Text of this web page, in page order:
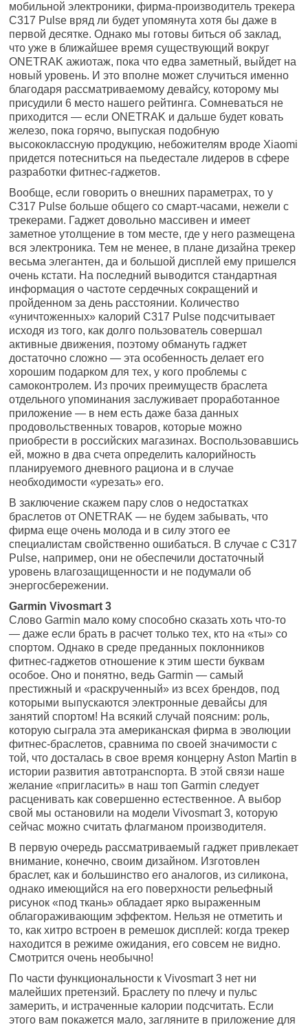
мобильной электроники, фирма-производитель трекера
C317 Pulse вряд ли будет упомянута хотя бы даже в
первой десятке. Однако мы готовы биться об заклад,
что уже в ближайшее время существующий вокруг
ONETRAK ажиотаж, пока что едва заметный, выйдет на
новый уровень. И это вполне может случиться именно
благодаря рассматриваемому девайсу, которому мы
присудили 6 место нашего рейтинга. Сомневаться не
приходится — если ONETRAK и дальше будет ковать
железо, пока горячо, выпуская подобную
высококлассную продукцию, небожителям вроде Xiaomi
придется потесниться на пьедестале лидеров в сфере
разработки фитнес-гаджетов.
Вообще, если говорить о внешних параметрах, то у
C317 Pulse больше общего со смарт-часами, нежели с
трекерами. Гаджет довольно массивен и имеет
заметное утолщение в том месте, где у него размещена
вся электроника. Тем не менее, в плане дизайна трекер
весьма элегантен, да и большой дисплей ему пришелся
очень кстати. На последний выводится стандартная
информация о частоте сердечных сокращений и
пройденном за день расстоянии. Количество
«уничтоженных» калорий C317 Pulse подсчитывает
исходя из того, как долго пользователь совершал
активные движения, поэтому обмануть гаджет
достаточно сложно — эта особенность делает его
хорошим подарком для тех, у кого проблемы с
самоконтролем. Из прочих преимуществ браслета
отдельного упоминания заслуживает проработанное
приложение — в нем есть даже база данных
продовольственных товаров, которые можно
приобрести в российских магазинах. Воспользовавшись
ей, можно в два счета определить калорийность
планируемого дневного рациона и в случае
необходимости «урезать» его.
В заключение скажем пару слов о недостатках
браслетов от ONETRAK — не будем забывать, что
фирма еще очень молода и в силу этого ее
специалистам свойственно ошибаться. В случае с C317
Pulse, например, они не обеспечили достаточный
уровень влагозащищенности и не подумали об
энергосбережении.
Garmin Vivosmart 3
Слово Garmin мало кому способно сказать хоть что-то
— даже если брать в расчет только тех, кто на «ты» со
спортом. Однако в среде преданных поклонников
фитнес-гаджетов отношение к этим шести буквам
особое. Оно и понятно, ведь Garmin — самый
престижный и «раскрученный» из всех брендов, под
которыми выпускаются электронные девайсы для
занятий спортом! На всякий случай поясним: роль,
которую сыграла эта американская фирма в эволюции
фитнес-браслетов, сравнима по своей значимости с
той, что досталась в свое время концерну Aston Martin в
истории развития автотранспорта. В этой связи наше
желание «пригласить» в наш топ Garmin следует
расценивать как совершенно естественное. А выбор
свой мы остановили на модели Vivosmart 3, которую
сейчас можно считать флагманом производителя.
В первую очередь рассматриваемый гаджет привлекает
внимание, конечно, своим дизайном. Изготовлен
браслет, как и большинство его аналогов, из силикона,
однако имеющийся на его поверхности рельефный
рисунок «под ткань» обладает ярко выраженным
облагораживающим эффектом. Нельзя не отметить и
то, как хитро встроен в ремешок дисплей: когда трекер
находится в режиме ожидания, его совсем не видно.
Смотрится очень необычно!
По части функциональности к Vivosmart 3 нет ни
малейших претензий. Браслету по плечу и пульс
замерить, и истраченные калории подсчитать. Если
этого вам покажется мало, загляните в приложение для